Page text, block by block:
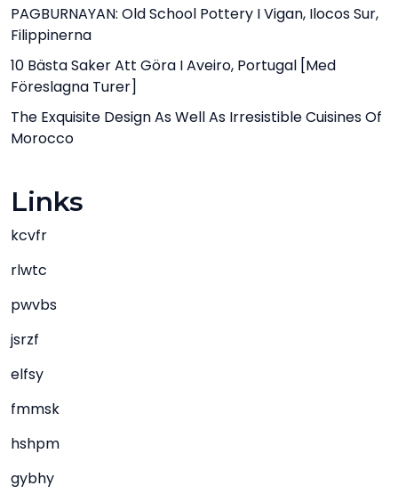
PAGBURNAYAN: Old School Pottery I Vigan, Ilocos Sur,
Filippinerna
10 Bästa Saker Att Göra I Aveiro, Portugal [med
Föreslagna Turer]
The Exquisite Design As Well As Irresistible Cuisines Of
Morocco
Links
kcvfr
rlwtc
pwvbs
jsrzf
elfsy
fmmsk
hshpm
gybhy